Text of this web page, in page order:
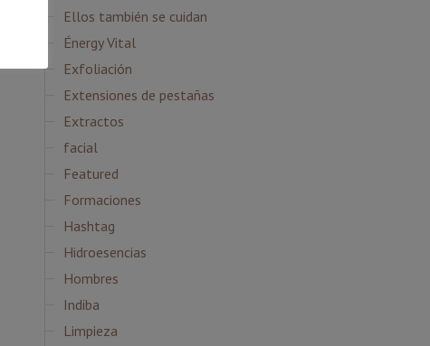
Ellos también se cuidan
Énergy Vital
Exfoliación
Extensiones de pestañas
Extractos
facial
Featured
Formaciones
Hashtag
Hidroesencias
Hombres
Indiba
Limpieza